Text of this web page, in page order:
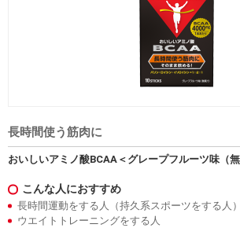
長時間使う筋肉に
おいしいアミノ酸BCAA＜グレープフルーツ味（
こんな人におすすめ
長時間運動をする人（持久系スポーツをする人）
ウエイトトレーニングをする人
クーポンコードをコピーしま
powerpro2306